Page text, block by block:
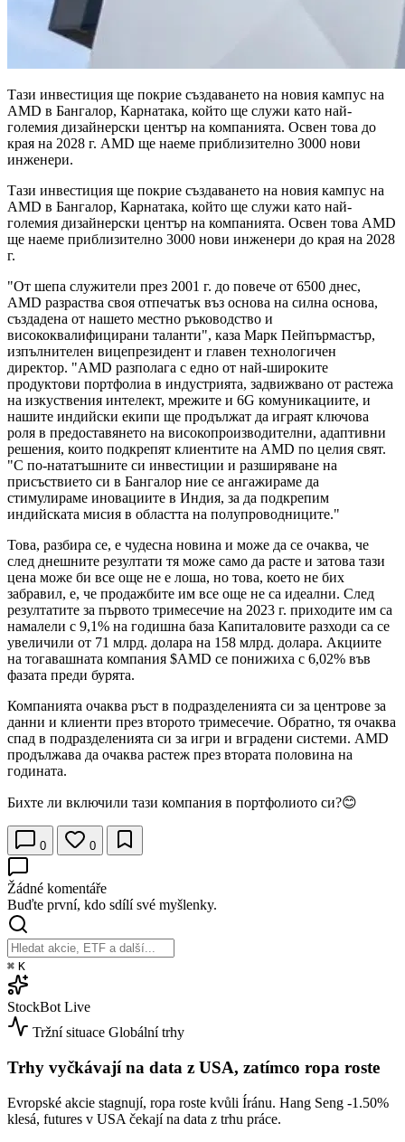
Тази инвестиция ще покрие създаването на новия кампус на
AMD в Бангалор, Карнатака, който ще служи като най-
големия дизайнерски център на компанията. Освен това до
края на 2028 г. AMD ще наеме приблизително 3000 нови
инженери.
Тази инвестиция ще покрие създаването на новия кампус на
AMD в Бангалор, Карнатака, който ще служи като най-
големия дизайнерски център на компанията. Освен това AMD
ще наеме приблизително 3000 нови инженери до края на 2028
г.
"От шепа служители през 2001 г. до повече от 6500 днес,
AMD разраства своя отпечатък въз основа на силна основа,
създадена от нашето местно ръководство и
висококвалифицирани таланти", каза Марк Пейпърмастър,
изпълнителен вицепрезидент и главен технологичен
директор. "AMD разполага с едно от най-широките
продуктови портфолиа в индустрията, задвижвано от растежа
на изкуствения интелект, мрежите и 6G комуникациите, и
нашите индийски екипи ще продължат да играят ключова
роля в предоставянето на високопроизводителни, адаптивни
решения, които подкрепят клиентите на AMD по целия свят.
"С по-нататъшните си инвестиции и разширяване на
присъствието си в Бангалор ние се ангажираме да
стимулираме иновациите в Индия, за да подкрепим
индийската мисия в областта на полупроводниците."
Това, разбира се, е чудесна новина и може да се очаква, че
след днешните резултати тя може само да расте и затова тази
цена може би все още не е лоша, но това, което не бих
забравил, е, че продажбите им все още не са идеални. След
резултатите за първото тримесечие на 2023 г. приходите им са
намалели с 9,1% на годишна база Капиталовите разходи са се
увеличили от 71 млрд. долара на 158 млрд. долара. Акциите
на тогавашната компания $AMD се понижиха с 6,02% във
фазата преди бурята.
Компанията очаква ръст в подразделенията си за центрове за
данни и клиенти през второто тримесечие. Обратно, тя очаква
спад в подразделенията си за игри и вградени системи. AMD
продължава да очаква растеж през втората половина на
годината.
Бихте ли включили тази компания в портфолиото си?😊
0 0
Žádné komentáře
Buďte první, kdo sdílí své myšlenky.
⌘ K
StockBot Live
Tržní situace Globální trhy
Trhy vyčkávají na data z USA, zatímco ropa roste
Evropské akcie stagnují, ropa roste kvůli Íránu. Hang Seng -1.50%
klesá, futures v USA čekají na data z trhu práce.